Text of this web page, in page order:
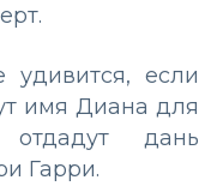
удивится, если
имя Диана для
дань
Гарри.